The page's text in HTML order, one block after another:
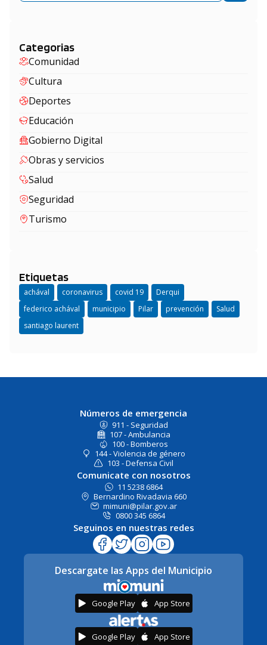
Categorias
Comunidad
Cultura
Deportes
Educación
Gobierno Digital
Obras y servicios
Salud
Seguridad
Turismo
Etiquetas
achával coronavirus covid 19
Derqui
federico achával
municipio Pilar prevención
Salud
santiago laurent
Números de emergencia
911 - Seguridad
107 - Ambulancia
100 - Bomberos
144 - Violencia de género
103 - Defensa Civil
Comunicate con nosotros
11 5238 6864
Bernardino Rivadavia 660
mimuni@pilar.gov.ar
0800 345 6864
Seguinos en nuestras redes
Descargate las Apps del Municipio
Google Play App Store
Google Play App Store